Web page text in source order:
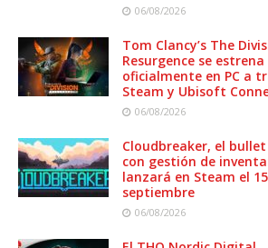
06/08/2026
Tom Clancy’s The
Resurgence se estrena
oficialmente en PC a
Steam y Ubisoft
06/08/2026
Cloudbreaker, el bullet
con gestión de
lanzará en Steam el
septiembre
06/08/2026